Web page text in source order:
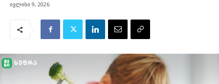
ივლისი 9, 2026